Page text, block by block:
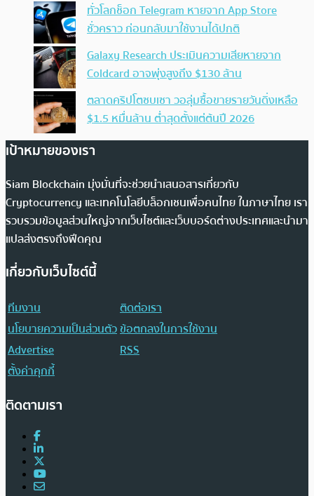
ทั่วโลกช็อก Telegram หายจาก App Store
ชั่วคราว ก่อนกลับมาใช้งานได้ปกติ
Galaxy Research ประเมินความเสียหายจาก
Coldcard อาจพุ่งสูงถึง $130 ล้าน
ตลาดคริปโตซบเซา วอลุ่มซื้อขายรายวันดิ่งเหลือ
$1.5 หมื่นล้าน ต่ำสุดตั้งแต่ต้นปี 2026
เป้าหมายของเรา
Siam Blockchain มุ่งมั่นที่จะช่วยนำเสนอสารเกี่ยวกับ
Cryptocurrency และเทคโนโลยีบล็อกเชนเพื่อคนไทย ในภาษาไทย เรา
รวบรวมข้อมูลส่วนใหญ่จากเว็บไซต์และเว็บบอร์ดต่างประเทศและนำมา
แปลส่งตรงถึงฟีดคุณ
เกี่ยวกับเว็บไซต์นี้
ทีมงาน
ติดต่อเรา
นโยบายความเป็นส่วนตัวข้อตกลงในการใช้งาน
Advertise
RSS
ตั้งค่าคุกกี้
ติดตามเรา